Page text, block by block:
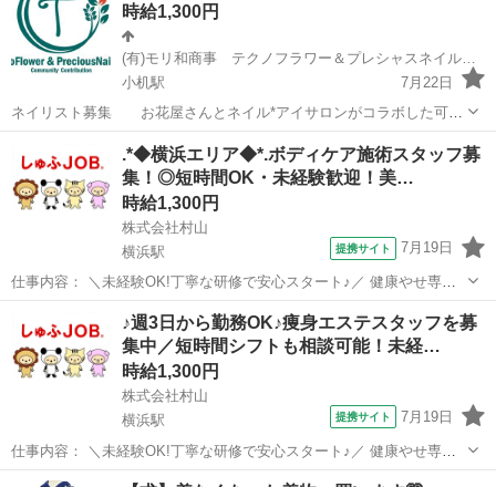
時給1,300円
(有)モリ和商事 テクノフラワー＆プレシャスネイルルーム
小机駅
7月22日
ネイリスト募集 お花屋さんとネイル*アイサロンがコラボした可愛
いお店です。 シフト制で週1日からでもOK！9:00～18:00 フルタイム
希望も！ 残業ほぼ無し 日曜日が定休日（繫忙期営業あり）なので
プラ...
小机駅 その他 お花
.*◆横浜エリア◆*.ボディケア施術スタッフ募
集！◎短時間OK・未経験歓迎！美…
時給1,300円
株式会社村山
横浜駅
提携サイト 7月19日
仕事内容： ＼未経験OK!丁寧な研修で安心スタート♪／ 健康やせ専門
イヴでは、未経験から美容のプロを目指せる環境を整えています。 お
客様の受付やカウンセリング、施術を通じて美容知識を身につけるこ
とができます。 ◆受付・カウ...
横浜駅 エステ
♪週3日から勤務OK♪痩身エステスタッフを募
集中／短時間シフトも相談可能！未経…
時給1,300円
株式会社村山
横浜駅
提携サイト 7月19日
仕事内容： ＼未経験OK!丁寧な研修で安心スタート♪／ 健康やせ専門
イヴでは、未経験から美容のプロを目指せる環境を整えています。 お
神奈川 横浜駅 エステ